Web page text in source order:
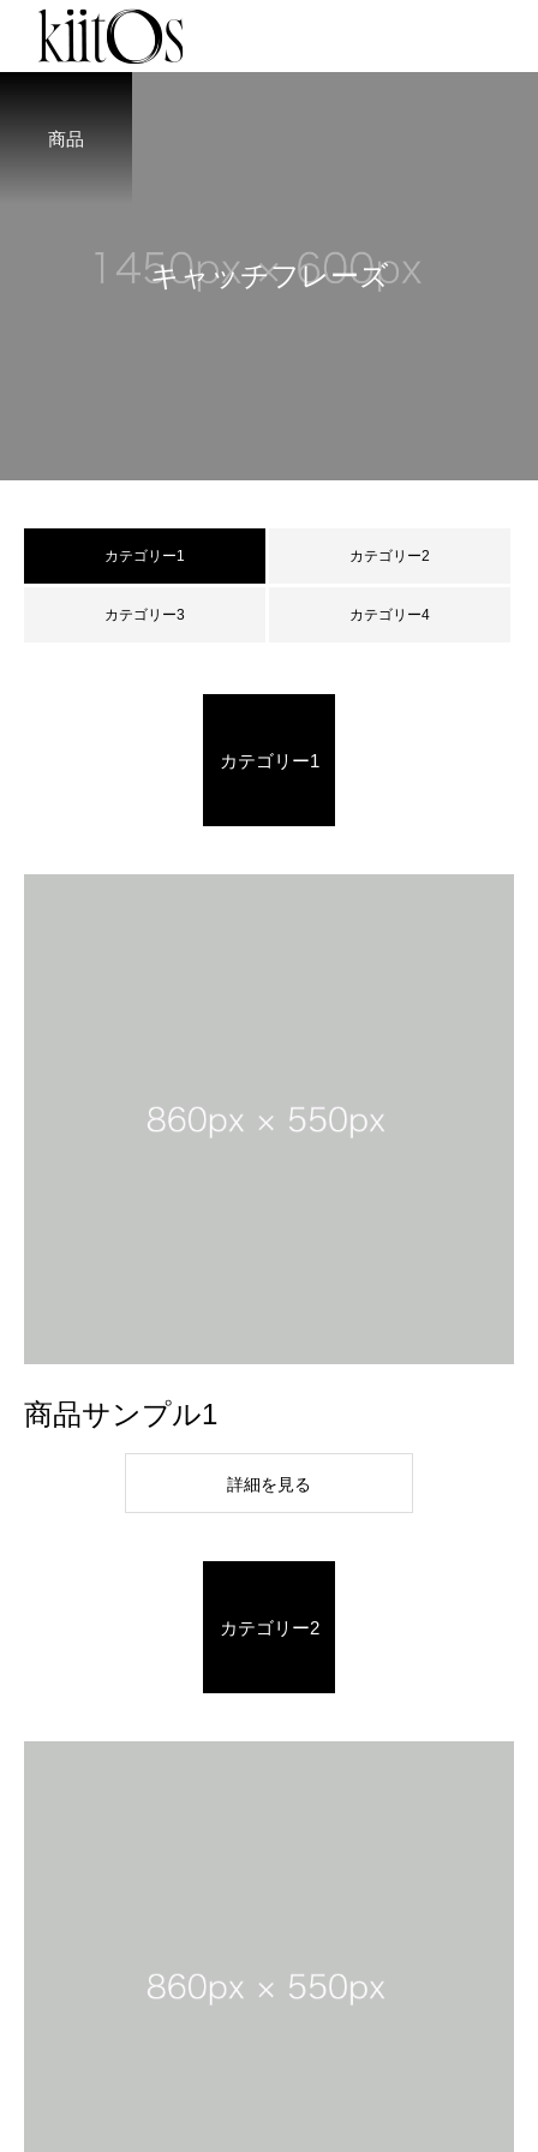
商品
キャッチフレーズ
カテゴリー1 カテゴリー2
カテゴリー3 カテゴリー4
カテゴリー1
商品サンプル1
詳細を見る
カテゴリー2